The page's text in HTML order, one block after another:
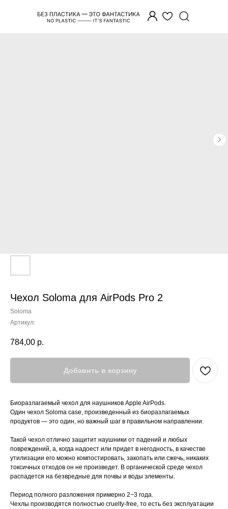
Чехол Soloma для AirPods Pro 2
Soloma
Артикул:
784,00 р.
Добавить в корзину
Биоразлагаемый чехол для наушников Apple AirPods.
Один чехол Soloma case, произведенный из биоразлагаемых
продуктов — это один, но важный шаг в правильном направлении.
Такой чехол отлично защитит наушники от падений и любых
повреждений, а, когда надоест или придет в негодность, в качестве
утилизации его можно компостировать, закопать или сжечь, никаких
токсичных отходов он не произведет. В органической среде чехол
распадется на безвредные для почвы и воды элементы.
Период полного разложения примерно 2−3 года.
Чехлы производятся полностью cruelty-free, то есть без эксплуатации